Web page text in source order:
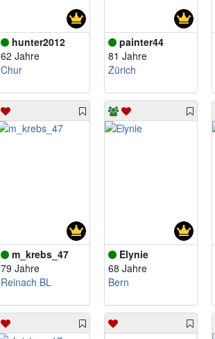
hunter2012
62 Jahre
Chur
painter44
81 Jahre
Zürich
m_krebs_47
79 Jahre
Reinach BL
Elynie
68 Jahre
Bern